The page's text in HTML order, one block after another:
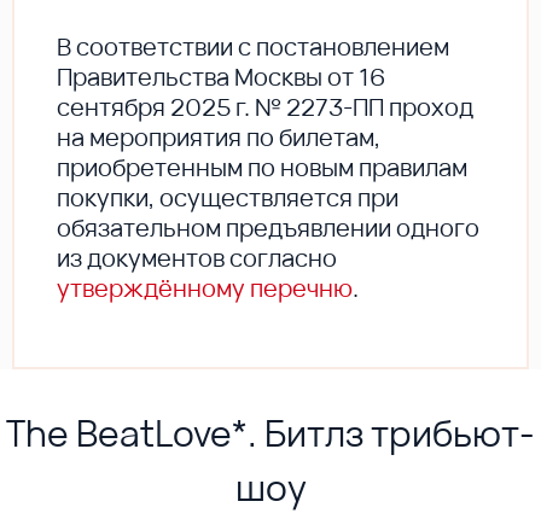
В соответствии с постановлением
Правительства Москвы от 16
сентября 2025 г. № 2273-ПП проход
на мероприятия по билетам,
приобретенным по новым правилам
покупки, осуществляется при
обязательном предъявлении одного
из документов согласно
утверждённому перечню.
The BeatLove*. Битлз трибьют-
шоу